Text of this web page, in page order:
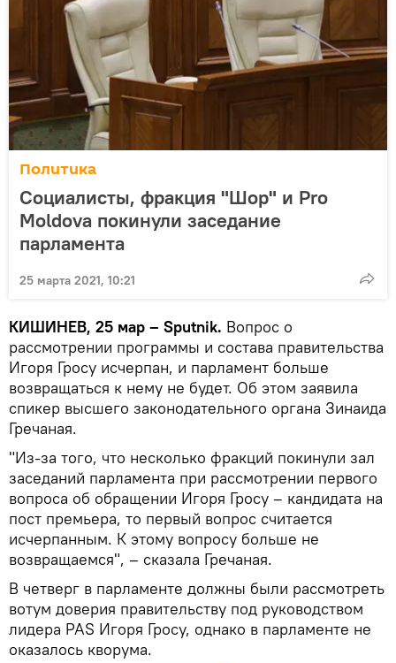
Политика
Социалисты, фракция "Шор" и Pro
Moldova покинули заседание
парламента
25 марта 2021, 10:21
КИШИНЕВ, 25 мар – Sputnik. Вопрос о
рассмотрении программы и состава правительства
Игоря Гросу исчерпан, и парламент больше
возвращаться к нему не будет. Об этом заявила
спикер высшего законодательного органа Зинаида
Гречаная.
"Из-за того, что несколько фракций покинули зал
заседаний парламента при рассмотрении первого
вопроса об обращении Игоря Гросу – кандидата на
пост премьера, то первый вопрос считается
исчерпанным. К этому вопросу больше не
возвращаемся", – сказала Гречаная.
В четверг в парламенте должны были рассмотреть
вотум доверия правительству под руководством
лидера PAS Игоря Гросу, однако в парламенте не
оказалось кворума.